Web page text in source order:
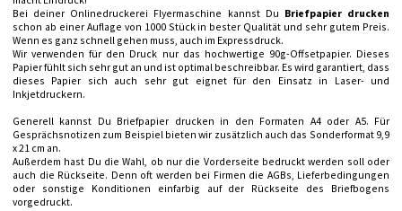
Bei deiner Onlinedruckerei Flyermaschine kannst Du Briefpapier drucken
schon ab einer Auflage von 1000 Stück in bester Qualität und sehr gutem Preis.
Wenn es ganz schnell gehen muss, auch im Expressdruck.
Wir verwenden für den Druck nur das hochwertige 90g-Offsetpapier. Dieses
Papier fühlt sich sehr gut an und ist optimal beschreibbar. Es wird garantiert, dass
dieses Papier sich auch sehr gut eignet für den Einsatz in Laser- und
Inkjetdruckern.
Generell kannst Du Briefpapier drucken in den Formaten A4 oder A5. Für
Gesprächsnotizen zum Beispiel bieten wir zusätzlich auch das Sonderformat 9,9
x 21 cm an.
Außerdem hast Du die Wahl, ob nur die Vorderseite bedruckt werden soll oder
auch die Rückseite. Denn oft werden bei Firmen die AGBs, Lieferbedingungen
oder sonstige Konditionen einfarbig auf der Rückseite des Briefbogens
vorgedruckt.